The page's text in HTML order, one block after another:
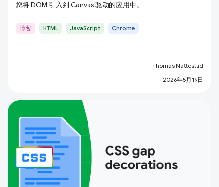
您将 DOM 引入到 Canvas 驱动的应用中。
博客 HTML JavaScript Chrome
Thomas Nattestad
2026年5月19日